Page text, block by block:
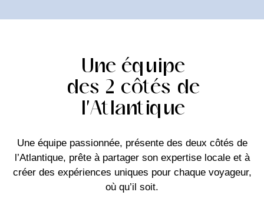
Une équipe
des 2 côtés de
l'Atlantique
Une équipe passionnée, présente des deux côtés de
l’Atlantique, prête à partager son expertise locale et à
créer des expériences uniques pour chaque voyageur,
où qu’il soit.